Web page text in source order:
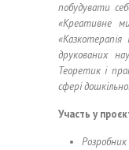
побудувати
«Креативне
друкованих
Теоретик і
сфері
Участь у